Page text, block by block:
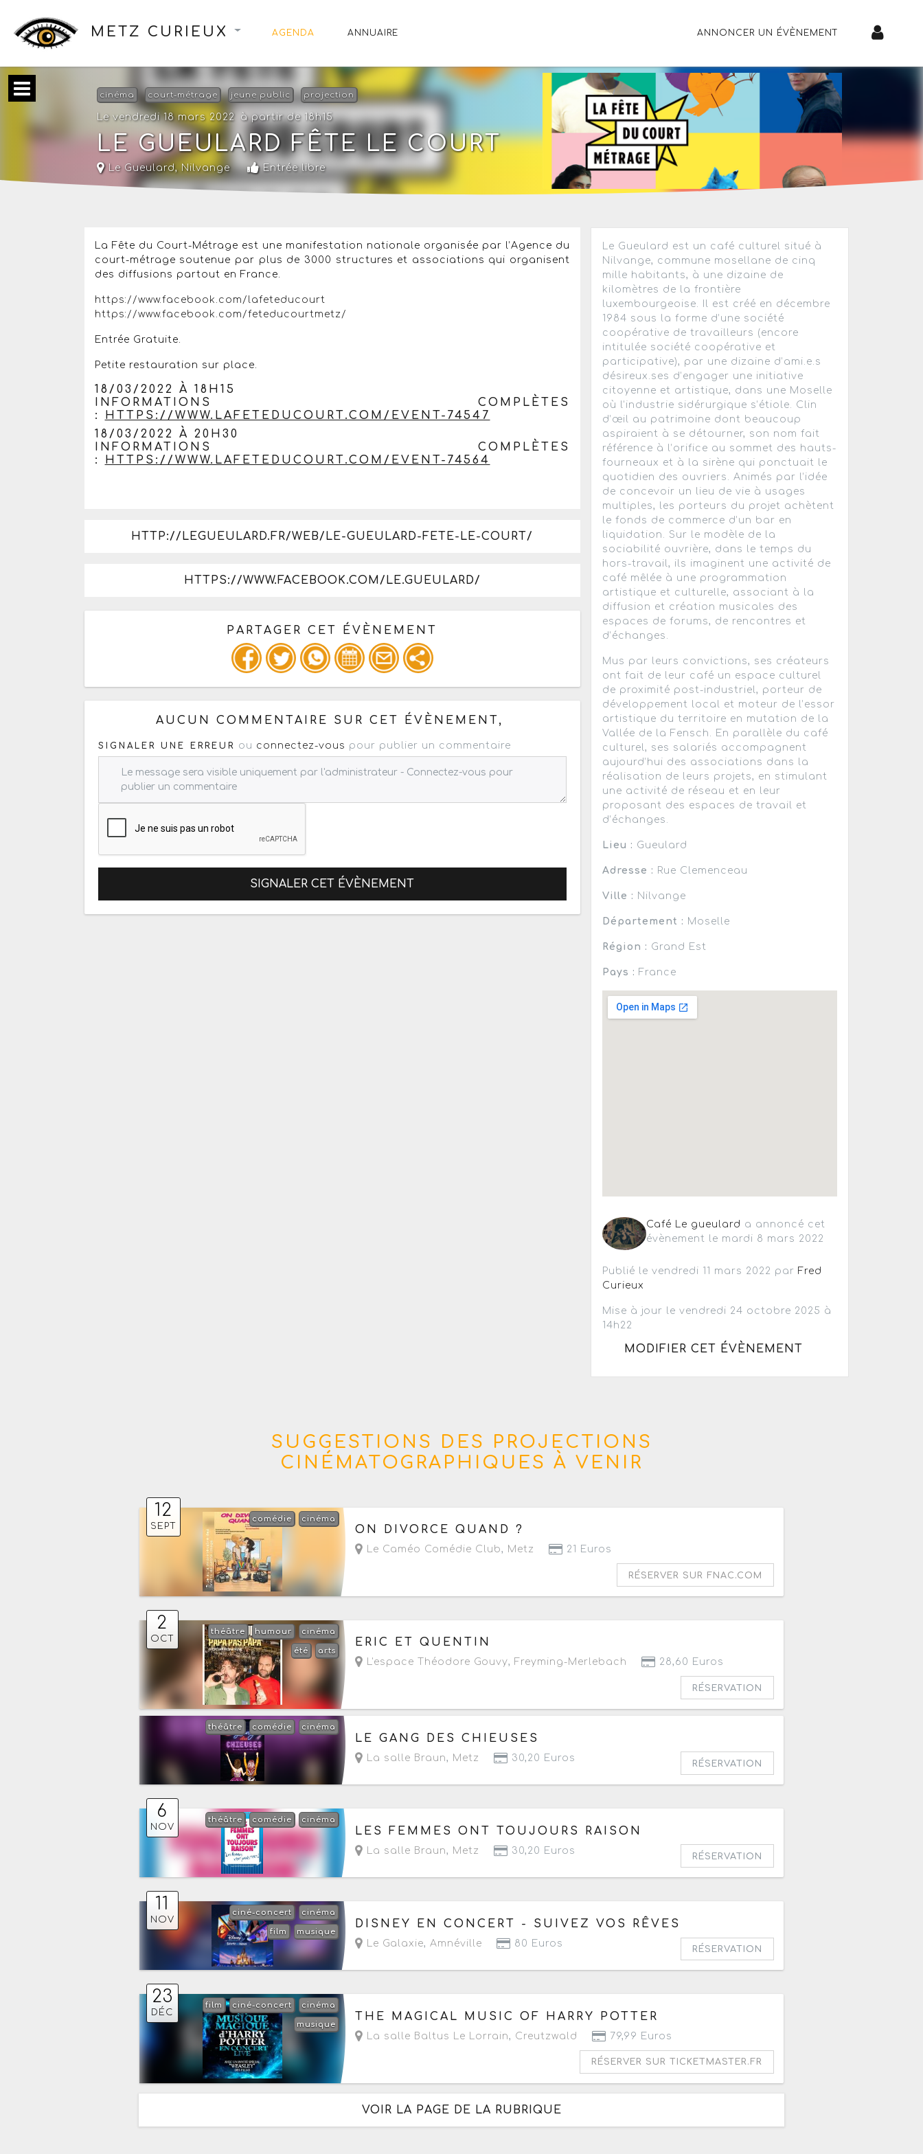
METZ CURIEUX AGENDA ANNUAIRE ANNONCER UN ÉVÈNEMENT
cinéma court-métrage jeune public projection
Le vendredi 18 mars 2022 à partir de 18h15
LE GUEULARD FÊTE LE COURT
Le Gueulard, Nilvange Entrée libre
La Fête du Court-Métrage est une manifestation nationale organisée par l’Agence du
court-métrage soutenue par plus de 3000 structures et associations qui organisent
des diffusions partout en France.
https://www.facebook.com/lafeteducourt
https://www.facebook.com/feteducourtmetz/
Entrée Gratuite.
Petite restauration sur place.
18/03/2022 À 18H15
INFORMATIONS COMPLÈTES
: HTTPS://WWW.LAFETEDUCOURT.COM/EVENT-74547
18/03/2022 À 20H30
INFORMATIONS COMPLÈTES
: HTTPS://WWW.LAFETEDUCOURT.COM/EVENT-74564
HTTP://LEGUEULARD.FR/WEB/LE-GUEULARD-FETE-LE-COURT/
HTTPS://WWW.FACEBOOK.COM/LE.GUEULARD/
PARTAGER CET ÉVÈNEMENT
Copiez les infos ci-dessous pour un : mail / forum / réseau social
AUCUN COMMENTAIRE SUR CET ÉVÈNEMENT,
SIGNALER UNE ERREUR ou connectez-vous pour publier un commentaire
SIGNALER CET ÉVÈNEMENT
Le Gueulard est un café culturel situé à
Nilvange, commune mosellane de cinq
mille habitants, à une dizaine de
kilomètres de la frontière
luxembourgeoise. Il est créé en décembre
1984 sous la forme d’une société
coopérative de travailleurs (encore
intitulée société coopérative et
participative), par une dizaine d’ami.e.s
désireux.ses d’engager une initiative
citoyenne et artistique, dans une Moselle
où l’industrie sidérurgique s’étiole. Clin
d’œil au patrimoine dont beaucoup
aspiraient à se détourner, son nom fait
référence à l’orifice au sommet des hauts-
fourneaux et à la sirène qui ponctuait le
quotidien des ouvriers. Animés par l’idée
de concevoir un lieu de vie à usages
multiples, les porteurs du projet achètent
le fonds de commerce d’un bar en
liquidation. Sur le modèle de la
sociabilité ouvrière, dans le temps du
hors-travail, ils imaginent une activité de
café mêlée à une programmation
artistique et culturelle, associant à la
diffusion et création musicales des
espaces de forums, de rencontres et
d’échanges.
Mus par leurs convictions, ses créateurs
ont fait de leur café un espace culturel
de proximité post-industriel, porteur de
développement local et moteur de l’essor
artistique du territoire en mutation de la
Vallée de la Fensch. En parallèle du café
culturel, ses salariés accompagnent
aujourd’hui des associations dans la
réalisation de leurs projets, en stimulant
une activité de réseau et en leur
proposant des espaces de travail et
d’échanges.
Lieu : Gueulard
Adresse : Rue Clemenceau
Ville : Nilvange
Département : Moselle
Région : Grand Est
Pays : France
Café Le gueulard a annoncé cet
évènement le mardi 8 mars 2022
Publié le vendredi 11 mars 2022 par Fred
Curieux
Mise à jour le vendredi 24 octobre 2025 à
14h22
MODIFIER CET ÉVÈNEMENT
SUGGESTIONS DES PROJECTIONS
CINÉMATOGRAPHIQUES À VENIR
12
SEPT
cinéma
comédie
Le samedi 12 septembre 2026 à partir de 21h30
ON DIVORCE QUAND ?
Le Caméo Comédie Club, Metz 21 Euros
RÉSERVER SUR FNAC.COM
2
OCT
cinéma
humour
théâtre
arts
été
Le vendredi 2 octobre 2026
ERIC ET QUENTIN
L'espace Théodore Gouvy, Freyming-Merlebach 28,60 Euros
RÉSERVATION
cinéma
comédie
théâtre
Le vendredi 2 octobre 2026 à partir de 20h
LE GANG DES CHIEUSES
La salle Braun, Metz 30,20 Euros
RÉSERVATION
6
NOV
cinéma
comédie
théâtre
Le vendredi 6 novembre 2026 à partir de 20h
LES FEMMES ONT TOUJOURS RAISON
La salle Braun, Metz 30,20 Euros
RÉSERVATION
11
NOV
cinéma
ciné-concert
musique
film
Le mercredi 11 novembre 2026 à partir de 15h30
DISNEY EN CONCERT - SUIVEZ VOS RÊVES
Le Galaxie, Amnéville 80 Euros
RÉSERVATION
23
DÉC
cinéma
ciné-concert
film
musique
Le mercredi 23 décembre 2026 à partir de 20h
THE MAGICAL MUSIC OF HARRY POTTER
La salle Baltus Le Lorrain, Creutzwald 79,99 Euros
RÉSERVER SUR TICKETMASTER.FR
VOIR LA PAGE DE LA RUBRIQUE